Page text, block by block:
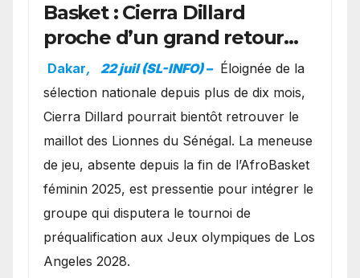
Basket : Cierra Dillard
proche d’un grand retour
avec les Lionnes ?
Dakar, 22 juil (SL-INFO) – Éloignée de la
sélection nationale depuis plus de dix mois,
Cierra Dillard pourrait bientôt retrouver le
maillot des Lionnes du Sénégal. La meneuse
de jeu, absente depuis la fin de l’AfroBasket
féminin 2025, est pressentie pour intégrer le
groupe qui disputera le tournoi de
préqualification aux Jeux olympiques de Los
Angeles 2028.